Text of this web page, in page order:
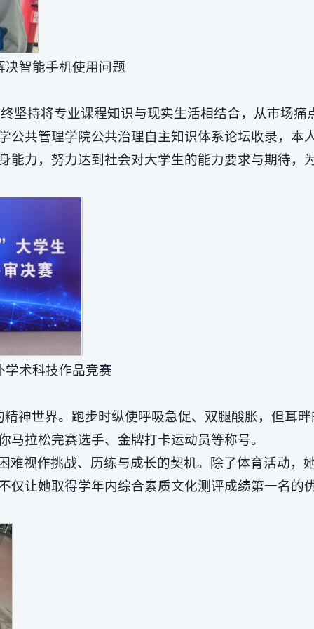
智能手机使用问题
坚持将专业课程知识与现实生活相结合，从市场
共管理学院公共治理自主知识体系论坛收录，本
力，努力达到社会对大学生的能力要求与期待，
学术科技作品竞赛
神世界。跑步时纵使呼吸急促、双腿酸胀，但耳
拉松完赛选手、金牌打卡运动员等称号。
视作挑战、历练与成长的契机。除了体育活动，
让她取得学年内综合素质文化测评成绩第一名的